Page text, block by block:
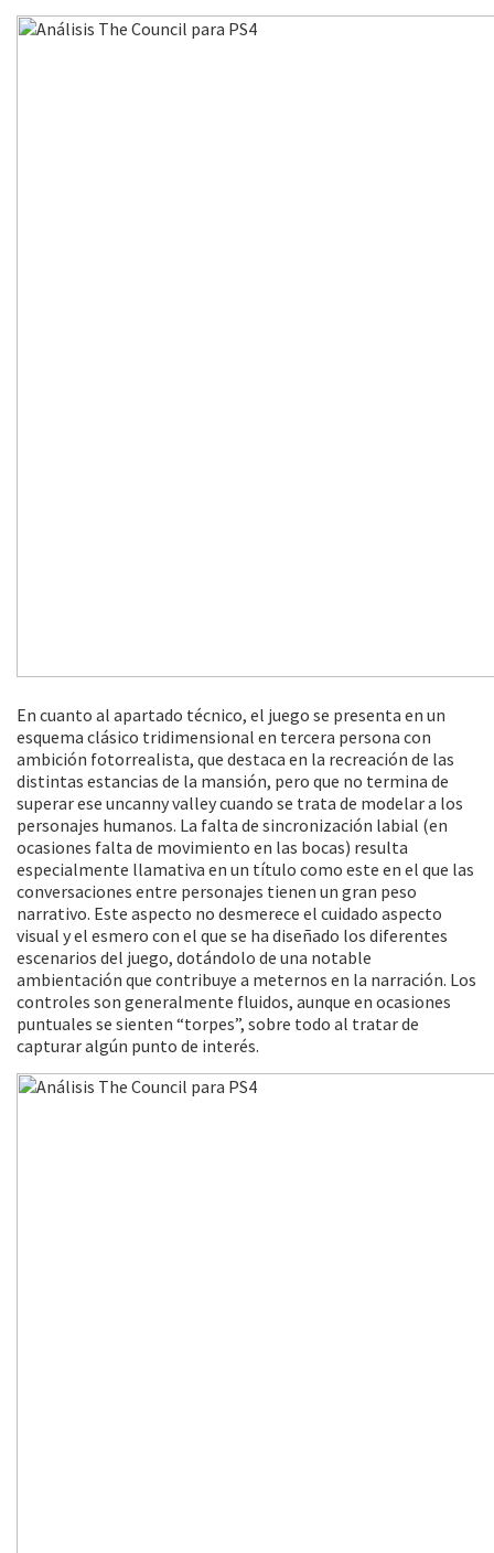
En cuanto al apartado técnico, el juego se presenta en un
esquema clásico tridimensional en tercera persona con
ambición fotorrealista, que destaca en la recreación de las
distintas estancias de la mansión, pero que no termina de
superar ese uncanny valley cuando se trata de modelar a los
personajes humanos. La falta de sincronización labial (en
ocasiones falta de movimiento en las bocas) resulta
especialmente llamativa en un título como este en el que las
conversaciones entre personajes tienen un gran peso
narrativo. Este aspecto no desmerece el cuidado aspecto
visual y el esmero con el que se ha diseñado los diferentes
escenarios del juego, dotándolo de una notable
ambientación que contribuye a meternos en la narración. Los
controles son generalmente fluidos, aunque en ocasiones
puntuales se sienten “torpes”, sobre todo al tratar de
capturar algún punto de interés.